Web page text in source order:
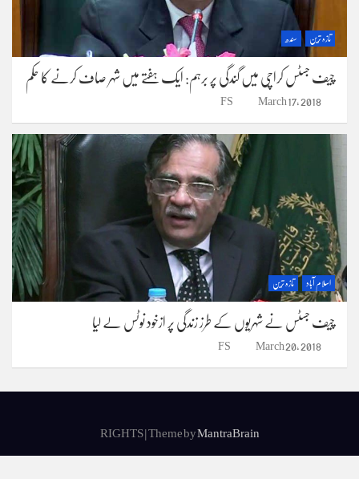
تازہ ترین سندھ
چیف جسٹس کراچی میں گندگی پر برہم: ایک ہفتے میں شہر صاف کرنے کا حکم
March 17, 2018
FS
اسلام آباد تازہ ترین
چیف جسٹس نے شہریوں کے طرز زندگی پر ازخود نوٹس لے لیا
March 20, 2018
FS
RIGHTS | Theme byMantraBrain